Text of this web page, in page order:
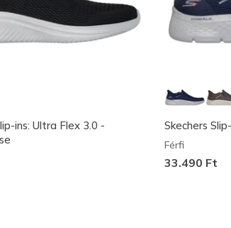
ins: Ultra Flex 3.0 -
Skechers
Férfi
33.490 Ft